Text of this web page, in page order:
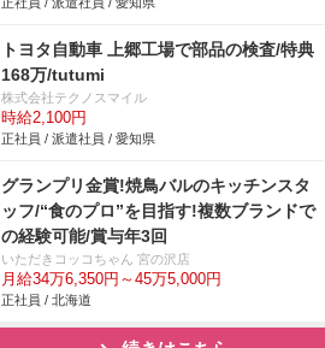
トヨタ自動車 上郷工場で部品の検査/特典
168万/tutumi
株式会社テクノスマイル
時給2,100円
正社員 / 派遣社員 / 愛知県
グランプリ金賞!焼鳥バルのキッチンスタ
ッフ/“食のプロ”を目指す!複数ブランドで
の経験可能/賞与年3回
いただきコッコちゃん 宮の沢店
月給34万6,350円～45万5,000円
正社員 / 北海道